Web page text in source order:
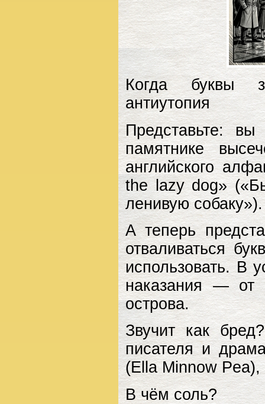
Когда буквы
антиутопия
Представьте:
памятнике
английского
the lazy dog»
ленивую собаку»).
А теперь
отваливаться
использовать. В
наказания — от
острова.
Звучит как
писателя и
(Ella Minnow
В чём соль?